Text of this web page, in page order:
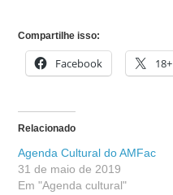
Compartilhe isso:
Facebook 18+
Relacionado
Agenda Cultural do AMFac
31 de maio de 2019
Em "Agenda cultural"